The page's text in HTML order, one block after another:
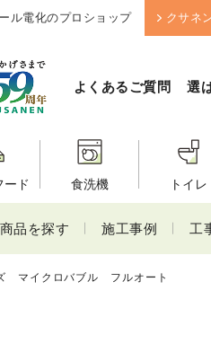
ル電化のプロショップ クサネ
よくあるご質問 選
ード 食洗機 トイレ
商品を探す 施工事例 工
マイクロバブル フルオート